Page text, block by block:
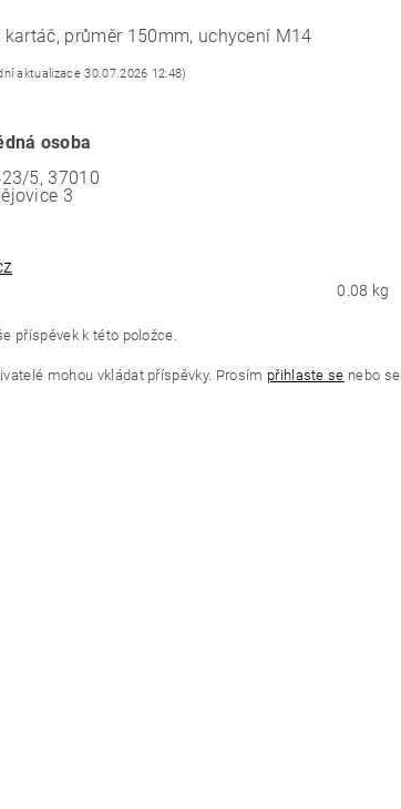
průměr 150mm, uchycení M14
aktualizace 30.07.2026 12:48)
osoba
5, 37010
3
0.08 kg
příspěvek k této položce.
mohou vkládat příspěvky. Prosím přihlaste se nebo se